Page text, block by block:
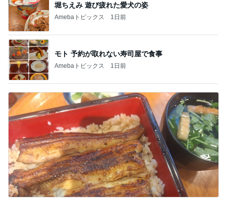
堀ちえみ 遊び疲れた愛犬の姿
Amebaトピックス 1日前
モト 予約が取れない寿司屋で食事
Amebaトピックス 1日前